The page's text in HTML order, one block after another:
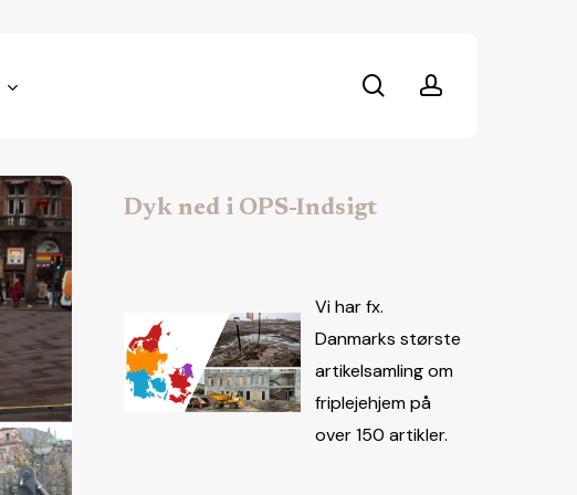
searchaccount
Dyk ned i OPS-Indsigt
Vi har fx.
Danmarks største
artikelsamling om
friplejehjem på
over 150 artikler.